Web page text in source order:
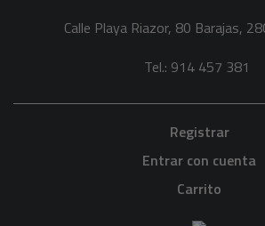
Calle Playa Riazor, 80 Barajas,
Tel.: 914 457 381
Registrar
Entrar con cuenta
Carrito